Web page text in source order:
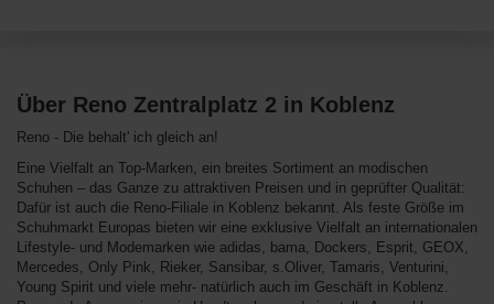
Über Reno Zentralplatz 2 in Koblenz
Reno - Die behalt' ich gleich an!
Eine Vielfalt an Top-Marken, ein breites Sortiment an modischen
Schuhen – das Ganze zu attraktiven Preisen und in geprüfter Qualität:
Dafür ist auch die Reno-Filiale in Koblenz bekannt. Als feste Größe im
Schuhmarkt Europas bieten wir eine exklusive Vielfalt an internationalen
Lifestyle- und Modemarken wie adidas, bama, Dockers, Esprit, GEOX,
Mercedes, Only Pink, Rieker, Sansibar, s.Oliver, Tamaris, Venturini,
Young Spirit und viele mehr- natürlich auch im Geschäft in Koblenz.